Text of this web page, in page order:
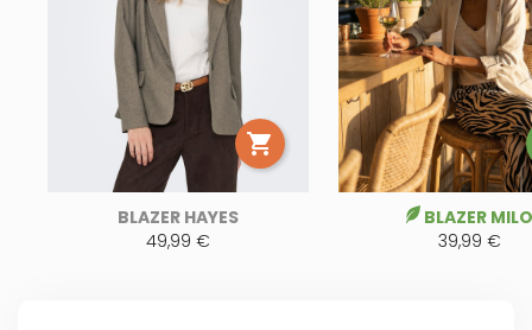

BLAZER HAYES
49,99 €
BLAZER MILO
39,99 €